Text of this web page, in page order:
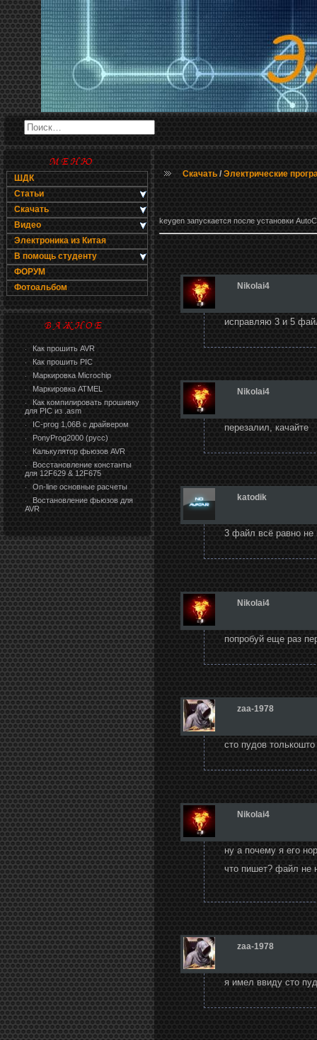
ШДК
Статьи
Скачать
Видео
Электроника из Китая
В помощь студенту
ФОРУМ
Фотоальбом
· Как прошить AVR
· Как прошить PIC
· Маркировка Microchip
· Маркировка ATMEL
·
Как компилировать прошивку
для PIC из .asm
· IC-prog 1,06В с драйвером
· PonyProg2000 (русс)
· Калькулятор фьюзов AVR
·
Восстановление константы
для 12F629 & 12F675
· On-line основные расчеты
·
Востановление фьюзов для
AVR
Скачать / Электрические
keygen запускается после установки
Nikolai4
исправляю 3 и 5
Nikolai4
перезалил, качайте
katodik
3 файл всё равно не
Nikolai4
попробуй еще раз
zaa-1978
сто пудов
Nikolai4
ну а почему я его
что пишет? файл не
zaa-1978
я имел ввиду сто